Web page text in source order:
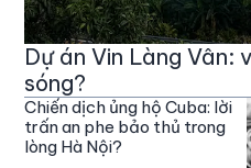
Dự án Vin Làng Vân:
sóng?
Chiến dịch ủng hộ Cuba: lời
trấn an phe bảo thủ trong
lòng Hà Nội?